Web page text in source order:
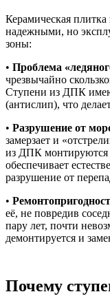
Керамическая
надежными, но
зоны:
• Проблема
чрезвычайно
Ступени из ДПК
(антислип), что
• Разрушение от
замерзает и
из ДПК монтируются
обеспечивает
разрушение от
•
её, не повредив
пару лет, почти
демонтируется и
Почему